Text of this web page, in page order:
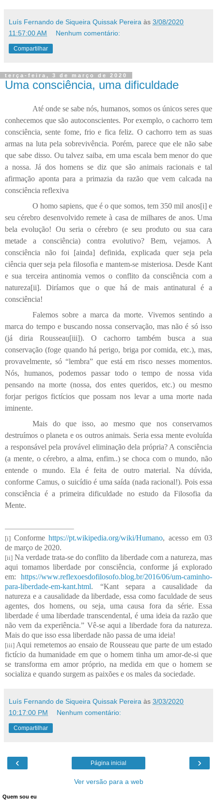
Luís Fernando de Siqueira Quissak Pereira às 3/08/2020
11:57:00 AM
Nenhum comentário:
Compartilhar
terça-feira, 3 de março de 2020
Uma consciência, uma dificuldade
Até onde se sabe nós, humanos, somos os únicos seres que
conhecemos que são autoconscientes. Por exemplo, o cachorro tem
consciência, sente fome, frio e fica feliz. O cachorro tem as suas
armas na luta pela sobrevivência. Porém, parece que ele não sabe
que sabe disso. Ou talvez saiba, em uma escala bem menor do que
a nossa. Já dos homens se diz que são animais racionais e tal
afirmação aponta para a primazia da razão que vem calcada na
consciência reflexiva
O homo sapiens, que é o que somos, tem 350 mil anos[i] e
seu cérebro desenvolvido remete à casa de milhares de anos. Uma
bela evolução! Ou seria o cérebro (e seu produto ou sua cara
metade a consciência) contra evolutivo? Bem, vejamos. A
consciência não foi [ainda] definida, explicada quer seja pela
ciência quer seja pela filosofia e mantem-se misteriosa. Desde Kant
e sua terceira antinomia vemos o conflito da consciência com a
natureza[ii]. Diríamos que o que há de mais antinatural é a
consciência!
Falemos sobre a marca da morte. Vivemos sentindo a
marca do tempo e buscando nossa conservação, mas não é só isso
(já diria Rousseau[iii]). O cachorro também busca a sua
conservação (foge quando há perigo, briga por comida, etc.), mas,
provavelmente, só “lembra” que está em risco nesses momentos.
Nós, humanos, podemos passar todo o tempo de nossa vida
pensando na morte (nossa, dos entes queridos, etc.) ou mesmo
forjar perigos fictícios que possam nos levar a uma morte nada
iminente.
Mais do que isso, ao mesmo que nos conservamos
destruímos o planeta e os outros animais. Seria essa mente evoluída
a responsável pela provável eliminação dela própria? A consciência
(a mente, o cérebro, a alma, enfim..) se choca com o mundo, não
entende o mundo. Ela é feita de outro material. Na dúvida,
conforme Camus, o suicídio é uma saída (nada racional!). Pois essa
consciência é a primeira dificuldade no estudo da Filosofia da
Mente.
[i] Conformehttps://pt.wikipedia.org/wiki/Humano, acesso em 03
de março de 2020.
[ii] Na verdade trata-se do conflito da liberdade com a natureza, mas
aqui tomamos liberdade por consciência, conforme já explorado
em: https://www.reflexoesdofilosofo.blog.br/2016/06/um-caminho-
para-liberdade-em-kant.html. “Kant separa a causalidade da
natureza e a causalidade da liberdade, essa como faculdade de seus
agentes, dos homens, ou seja, uma causa fora da série. Essa
liberdade é uma liberdade transcendental, é uma ideia da razão que
não vem da experiência.” Vê-se aqui a liberdade fora da natureza.
Mais do que isso essa liberdade não passa de uma ideia!
[iii] Aqui remetemos ao ensaio de Rousseau que parte de um estado
fictício da humanidade em que o homem tinha um amor-de-si que
se transforma em amor próprio, na medida em que o homem se
socializa e quando surgem as paixões e os males da sociedade.
Luís Fernando de Siqueira Quissak Pereira às 3/03/2020
10:17:00 PM
Nenhum comentário:
Compartilhar
‹ ›
Página inicial
Ver versão para a web
Quem sou eu